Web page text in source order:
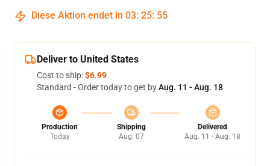
Diese Aktion endet in 03: 25: 54
Deliver to United States
Cost to ship:$6.99
Standard - Order today to get byAug. 11 - Aug. 18
Production
Today
Shipping
Aug. 07
Delivered
Aug. 11 - Aug. 18